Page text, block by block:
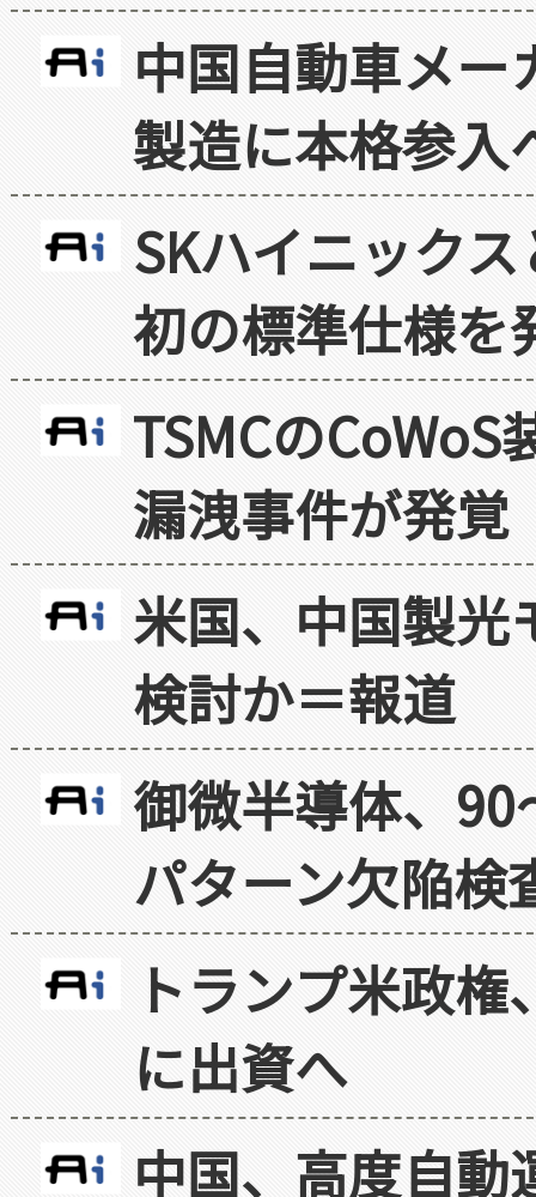
中国自動車メ
製造に本格参入
SKハイニック
初の標準仕様を
TSMCの
漏洩事件が発覚
米国、中国製光
検討か＝報道
御微半導体、
パターン欠陥検
トランプ米政
に出資へ
中国、高度自